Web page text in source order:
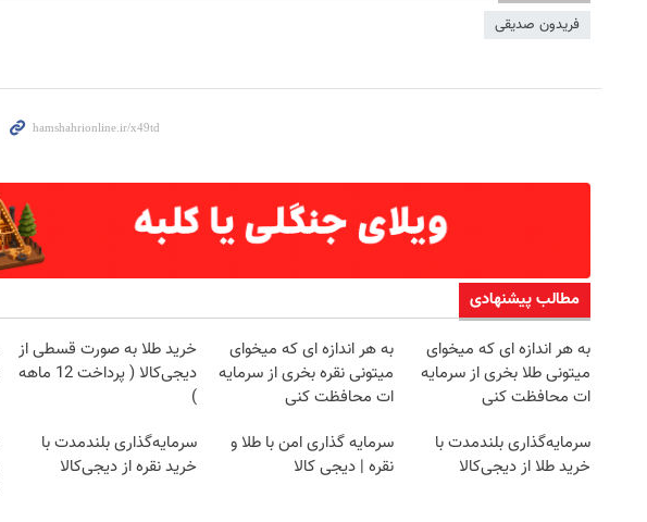
فریدون صدیقی
مطالب پیشنهادی
به هر اندازه ای که میخوای
میتونی طلا بخری از سرمایه
ات محافظت کنی
به هر اندازه ای که میخوای
میتونی نقره بخری از سرمایه
ات محافظت کنی
خرید طلا به صورت قسطی از
دیجی‌کالا ( پرداخت 12 ماهه
)
سرمایه‌گذاری بلندمدت با
خرید طلا از دیجی‌کالا
سرمایه گذاری امن با طلا و
نقره | دیجی کالا
سرمایه‌گذاری بلندمدت با
خرید نقره از دیجی‌کالا